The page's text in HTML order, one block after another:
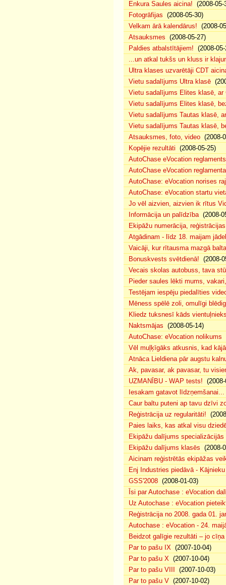
Enkura Saules aicina! (2008-05-
Fotogrāfijas (2008-05-30)
Velkam ārā kalendārus! (2008-
Atsauksmes (2008-05-27)
Paldies atbalstītājiem! (2008-
...un atkal tukšs un kluss ir
Ultra klases uzvarētāji CDT
Vietu sadalījums Ultra klasē
Vietu sadalījums Elites klasē, ar
Vietu sadalījums Elites klasē,
Vietu sadalījums Tautas klasē,
Vietu sadalījums Tautas klasē,
Atsauksmes, foto, video (2008-
Kopējie rezultāti (2008-05-25)
AutoChase eVocation reglaments
AutoChase eVocation
AutoChase: eVocation norises
AutoChase: eVocation startu
Jo vēl aizvien, aizvien ik rītus
Informācija un palīdzība(2008-
Ekipāžu numerācija,
Atgādinam - līdz 18. maijam
Vaicāji, kur rītausma mazgā
Bonuskvests svētdienā! (2008-
Vecais skolas autobuss, tava
Pieder saules lēkti mums,
Testējam iespēju piedalīties
Mēness spēlē zoli, omulīgi
Kliedz tuksnesī kāds
Naktsmājas (2008-05-14)
AutoChase: eVocation nolikums
Vēl muļķīgāks atkusnis, kad
Atnāca Lieldiena pār augstu
Ak, pavasar, ak pavasar, tu
UZMANĪBU - WAP tests!
Iesakam gatavot līdzņemšanai...
Caur baltu puteni ap tavu dzīvi
Reģistrācija uz regularitāti!
Paies laiks, kas atkal visu
Ekipāžu dalījums specializācijās
Ekipāžu dalījums klasēs (2008-
Aicinam reģistrētās ekipāžas
Enj Industries piedāvā -
GSS'2008 (2008-01-03)
Īsi par Autochase : eVocation
Uz Autochase : eVocation
Reģistrācija no 2008. gada 01.
Autochase : eVocation - 24.
Beidzot galīgie rezultāti – jo
Par to pašu IX (2007-10-04)
Par to pašu X (2007-10-04)
Par to pašu VIII
(2007-10-03)
Par to pašu V (2007-10-02)